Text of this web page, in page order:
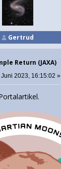
Gertrud
Return (JAXA)
Juni 2023, 16:15:02 »